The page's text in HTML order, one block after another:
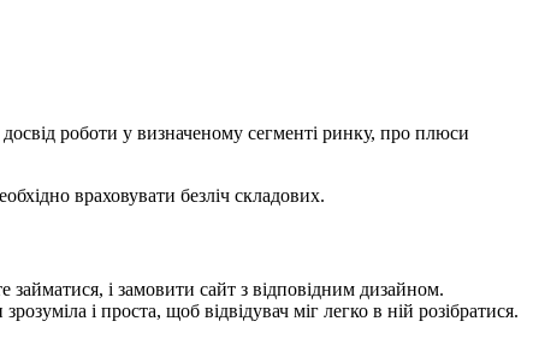
роботи у визначеному сегменті ринку, про плюси
враховувати безліч складових.
і замовити сайт з відповідним дизайном.
і проста, щоб відвідувач міг легко в ній розібратися.